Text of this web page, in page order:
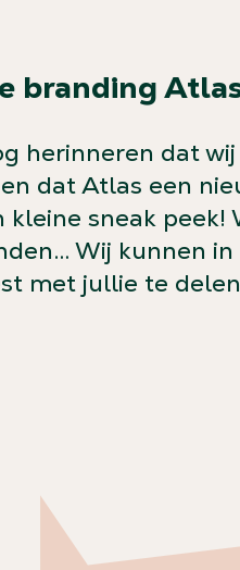
branding
herinneren dat
dat Atlas een
kleine sneak peek!
Wij kunnen
met jullie te